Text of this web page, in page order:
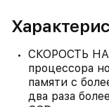
СКОРОСТЬ
процессора
памяти с
два раза